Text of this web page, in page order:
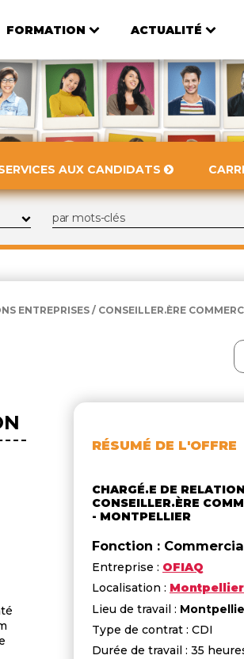
FORMATION ACTUALITÉ
AUX CANDIDATS
ENTREPRISES / CONSEILLER.ÈRE
RÉSUMÉ DE L'OFFRE
CHARGÉ.E DE
CONSEILLER.ÈRE
- MONTPELLIER
Fonction :
Entreprise : OFIAQ
Localisation : Montpellier
Lieu de travail :
Type de contrat : CDI
Durée de travail : 35